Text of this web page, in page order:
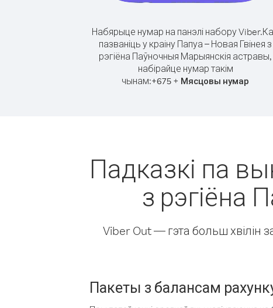
Набярыце нумар на панэлі набору Viber.
пазваніць у краіну Папуа – Новая Гвінея з
рэгіёна Паўночныя Марыянскія астравы,
набірайце нумар такім
чынам:+675 + Мясцовы нумар
Падказкі па
з рэгіёна
Viber Out — гэта больш хвілін
Пакеты з балансам